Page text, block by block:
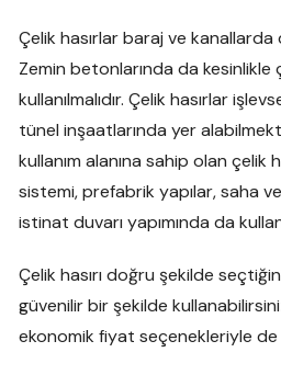
Çelik hasırlar baraj ve kanallarda
Zemin betonlarında da kesinlikle
kullanılmalıdır. Çelik hasırlar
tünel inşaatlarında yer
kullanım alanına sahip olan çelik
sistemi, prefabrik yapılar, saha
istinat duvarı yapımında da
Çelik hasırı doğru şekilde
güvenilir bir şekilde
ekonomik fiyat seçenekleriyle de